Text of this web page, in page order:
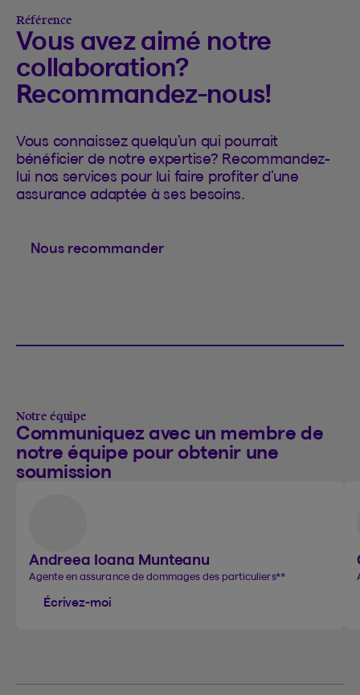
Référence
Vous avez aimé notre
collaboration?
Recommandez-nous!
Vous connaissez quelqu’un qui pourrait
bénéficier de notre expertise? Recommandez-
lui nos services pour lui faire profiter d’une
assurance adaptée à ses besoins.
Nous recommander
Notre équipe
Communiquez avec un membre de
notre équipe pour obtenir une
soumission
Andreea Ioana Munteanu
Agente en assurance de dommages des particuliers**
Écrivez-moi